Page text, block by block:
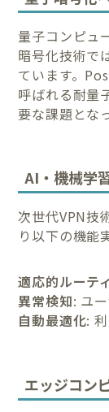
量子コンピュ
暗号化技術で
ています。
呼ばれる耐量
要な課題とな
AI・機械学
次世代VPN技
り以下の機能
適応的ルーテ
異常検知: ユ
自動最適化:
エッジコン